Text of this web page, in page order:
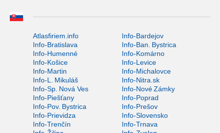
Atlasfiriem.info
Info-Bardejov
Info-Bratislava
Info-Ban. Bystrica
Info-Humenné
Info-Komárno
Info-Košice
Info-Levice
Info-Martin
Info-Michalovce
Info-L. Mikuláš
Info-Nitra.sk
Info-Sp. Nová Ves
Info-Nové Zámky
Info-Piešťany
Info-Poprad
Info-Pov. Bystrica
Info-Prešov
Info-Prievidza
Info-Slovensko
Info-Trenčín
Info-Trnava